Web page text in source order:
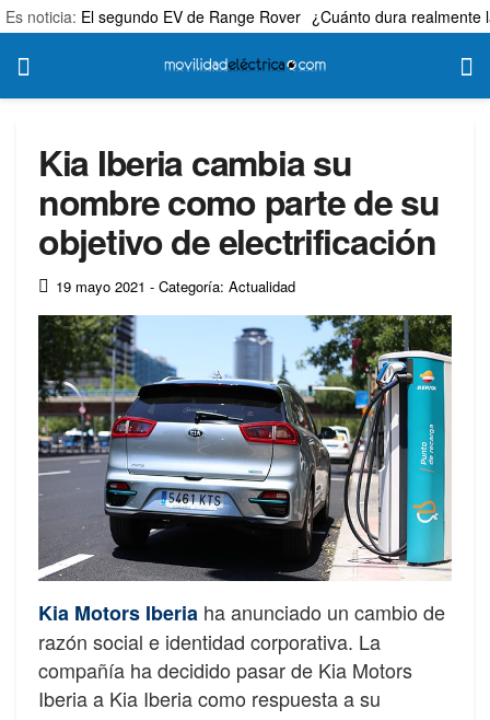
Es noticia: El segundo EV de Range Rover ¿Cuánto dura realmente
Kia Iberia cambia su
nombre como parte de su
objetivo de electrificación
19 mayo 2021 - Categoría: Actualidad
Kia Motors Iberia ha anunciado un cambio de
razón social e identidad corporativa. La
compañía ha decidido pasar de Kia Motors
Iberia a Kia Iberia como respuesta a su